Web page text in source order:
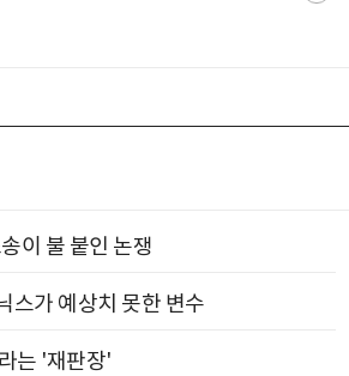
이 불 붙인 논쟁
가 예상치 못한 변수
는 '재판장'